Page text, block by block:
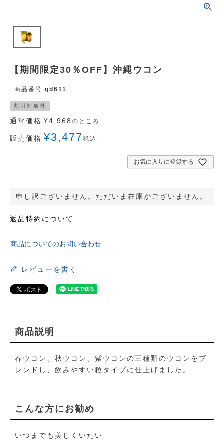
【期間限定30％OFF】沖縄ウコン
商品番号 gd611
割引対象外
通常価格 ¥4,968 のところ
販売価格 ¥3,477税込
お気に入りに登録する
申し訳ございません。ただいま在庫がございません。
返品特約について
商品についてのお問い合わせ
レビューを書く
商品説明
春ウコン、秋ウコン、紫ウコンの三種類のウコンをブ
レンドし、飲みやすい粒タイプに仕上げました。
こんな方にお勧め
いつまでも美しくいたい